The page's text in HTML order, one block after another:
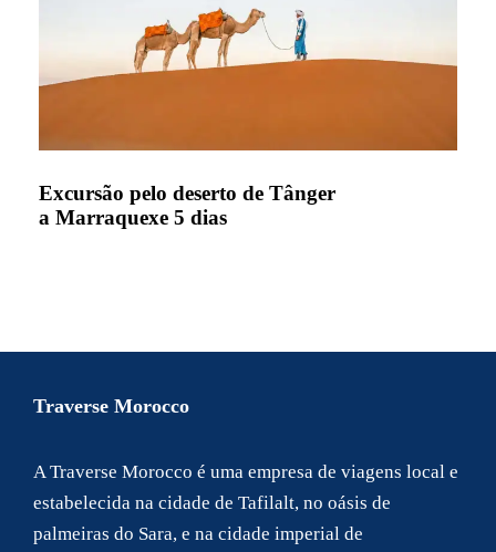
Excursão pelo deserto de Tânger
a Marraquexe 5 dias
Traverse Morocco
A Traverse Morocco é uma empresa de viagens local e
estabelecida na cidade de Tafilalt, no oásis de
palmeiras do Sara, e na cidade imperial de